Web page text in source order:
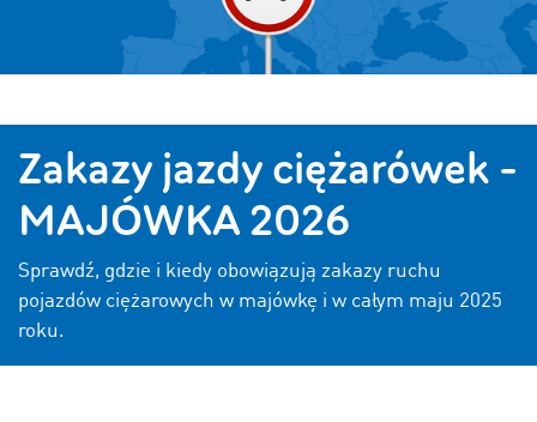
Zakazy jazdy ciężarówek -
MAJÓWKA 2026
Sprawdź, gdzie i kiedy obowiązują zakazy ruchu
pojazdów ciężarowych w majówkę i w całym maju 2025
roku.